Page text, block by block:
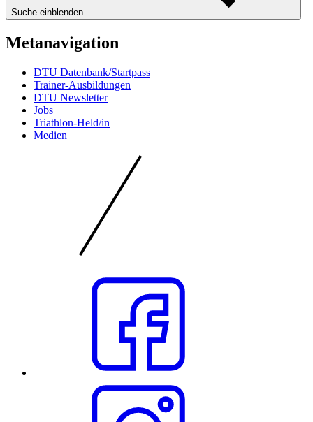
Suche einblenden
Metanavigation
DTU Datenbank/Startpass
Trainer-Ausbildungen
DTU Newsletter
Jobs
Triathlon-Held/in
Medien